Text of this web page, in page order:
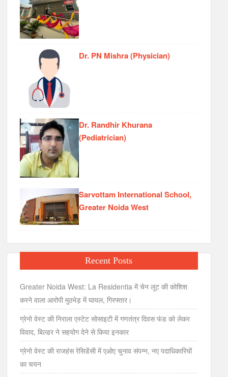
Dr. PN Mishra (Physician)
Dr. Randhir Khurana
(Pediatrician)
Sarvottam International School,
Greater Noida West
Recent Posts
Greater Noida West: La Residentia में चेन लूट की कोशिश
करने वाला आरोपी मुठभेड़ में घायल, गिरफ्तार।
ग्रेनो वेस्ट की निराला एस्टेट सोसाइटी में गणतंत्र दिवस फंड को लेकर
विवाद, बिल्डर ने सहयोग देने से किया इनकार
ग्रेनो वेस्ट की राजहंस रेसिडेंसी में एओए चुनाव संपन्न, नए पदाधिकारियों
का चयन